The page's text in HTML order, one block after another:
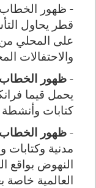
- ظهور الخطاب
قطر يحاول
على المحلي
والاحتفالات
- ظهور
يحمل قيما
كتابات
-ظهور الخطاب
مدنية وكتابات
النهوض بواقع
العالمية خاصة